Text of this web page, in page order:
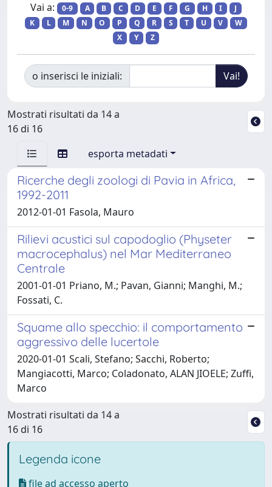
Vai a: 0-9 A B C D E F G H I
J
K
L M N O P Q R S T U V
W
X
Y Z
o inserisci le iniziali:
Mostrati risultati da 14 a
16 di 16
esporta metadati
Ricerche degli zoologi di Pavia in Africa,
1992-2011
2012-01-01 Fasola, Mauro
Rilievi acustici sul capodoglio (Physeter
macrocephalus) nel Mar Mediterraneo
Centrale
2001-01-01 Priano, M.; Pavan, Gianni; Manghi, M.;
Fossati, C.
Squame allo specchio: il comportamento
aggressivo delle lucertole
2020-01-01 Scali, Stefano; Sacchi, Roberto;
Mangiacotti, Marco; Coladonato, ALAN JIOELE; Zuffi,
Marco
Mostrati risultati da 14 a
16 di 16
Legenda icone
file ad accesso aperto